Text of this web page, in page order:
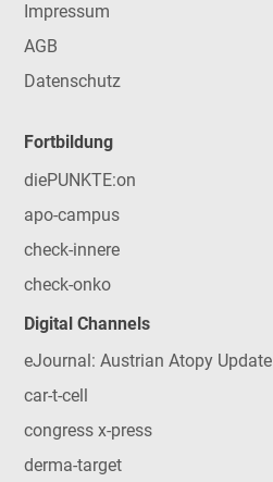
Impressum
AGB
Datenschutz
Fortbildung
diePUNKTE:on
apo-campus
check-innere
check-onko
Digital Channels
eJournal: Austrian Atopy Update
car-t-cell
congress x-press
derma-target